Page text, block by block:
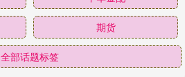
期货
全部话题标签